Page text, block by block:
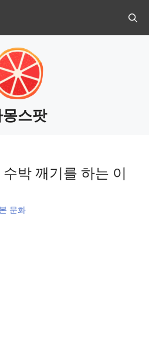
스팟
박 깨기를 하는 이
문화